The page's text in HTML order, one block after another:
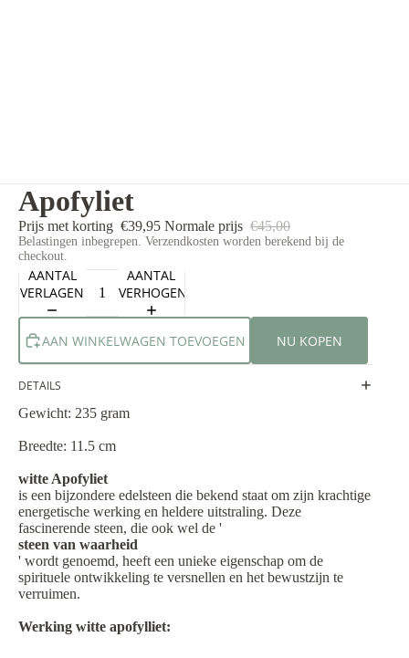
Apofyliet
Prijs met korting €39,95 Normale prijs €45,00
Belastingen inbegrepen. Verzendkosten worden berekend bij de
checkout.
AANTAL
VERLAGEN
AANTAL
VERHOGEN
AAN WINKELWAGEN TOEVOEGEN NU KOPEN
DETAILS
Gewicht: 235 gram
Breedte: 11.5 cm
witte Apofyliet
is een bijzondere edelsteen die bekend staat om zijn krachtige
energetische werking en heldere uitstraling. Deze
fascinerende steen, die ook wel de '
steen van waarheid
' wordt genoemd, heeft een unieke eigenschap om de
spirituele ontwikkeling te versnellen en het bewustzijn te
verruimen.
Werking witte apofylliet: